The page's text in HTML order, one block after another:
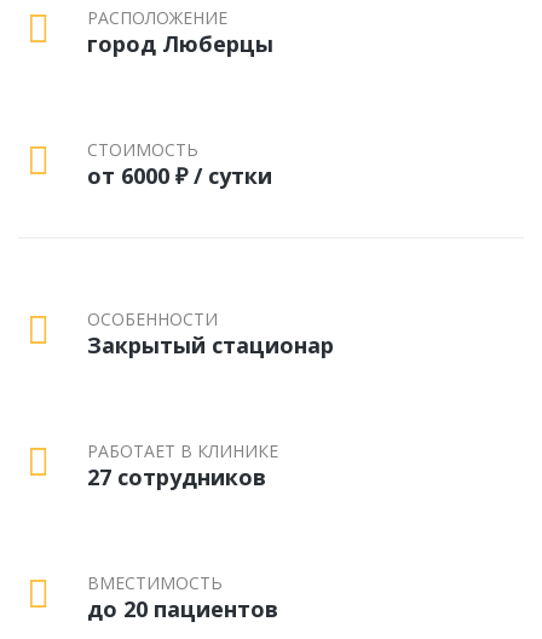
РАСПОЛОЖЕНИЕ
город Люберцы
СТОИМОСТЬ
от 6000 ₽ / сутки
ОСОБЕННОСТИ
Закрытый стационар
РАБОТАЕТ В КЛИНИКЕ
27 сотрудников
ВМЕСТИМОСТЬ
до 20 пациентов